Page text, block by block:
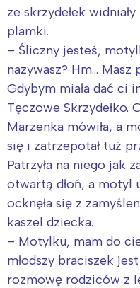
ze skrzydełek
plamki.
– Śliczny jesteś,
nazywasz? Hm…
Gdybym miała dać ci
Tęczowe Skrzydełko.
Marzenka mówiła, a
się i zatrzepotał tuż
Patrzyła na niego jak
otwartą dłoń, a motyl
ocknęła się z
kaszel dziecka.
– Motylku, mam do
młodszy braciszek
rozmowę rodziców z
Trójmiasto
Wrocław